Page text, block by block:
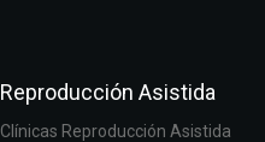
Reproducción Asistida
Clínicas Reproducción Asistida